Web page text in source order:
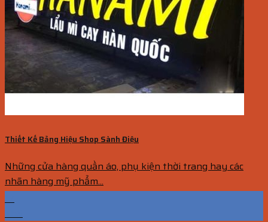
Thiết Kế Bảng Hiệu Shop Sành Điệu
Những cửa hàng quần áo, phụ kiện thời trang hay các
nhãn hàng mỹ phẩm...
17
Th6